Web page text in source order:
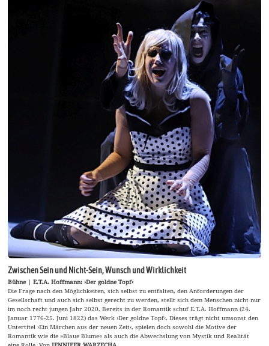
Zwischen Sein und Nicht-Sein, Wunsch und Wirklichkeit
Bühne | E.T.A. Hoffmann: ›Der goldne Topf‹
Die Frage nach den Möglichkeiten, sich selbst zu entfalten, den Anforderungen der
Gesellschaft und auch sich selbst gerecht zu werden, stellt sich dem Menschen nicht nur
im noch recht jungen Jahr 2020. Bereits in der Romantik schuf E.T.A. Hoffmann (24.
Januar 1776-25. Juni 1822) das Werk ›Der goldne Topf‹. Dieses trägt nicht umsonst den
Untertitel ›Ein Märchen aus der neuen Zeit‹, spielen doch sowohl die Motive der
Romantik wie die »Blaue Blume« als auch die Abwechslung von Mystik und Realität